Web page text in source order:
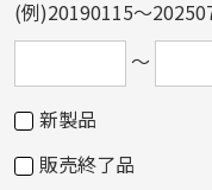
(例)20190115～
～
新製品
販売終了品